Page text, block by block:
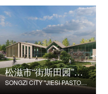
松滋市“街斯田园”美丽乡村示范片建设项目
SONGZI CITY "JIESI PASTORAL" BEAUTIFUL RURAL DEMONSTRATION FILM CONSTRUCTION PROJECT